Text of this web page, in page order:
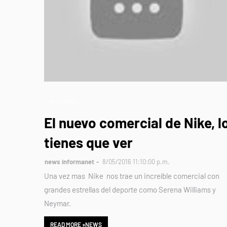
El nuevo comercial de Nike,
tienes que ver
news informanet 8/05/2016 11:10:00 p.m.
Una vez mas Nike nos trae un increíble comercial con
grandes estrellas del deporte como Serena Williams y
Neymar.
READ MORE »NEWS